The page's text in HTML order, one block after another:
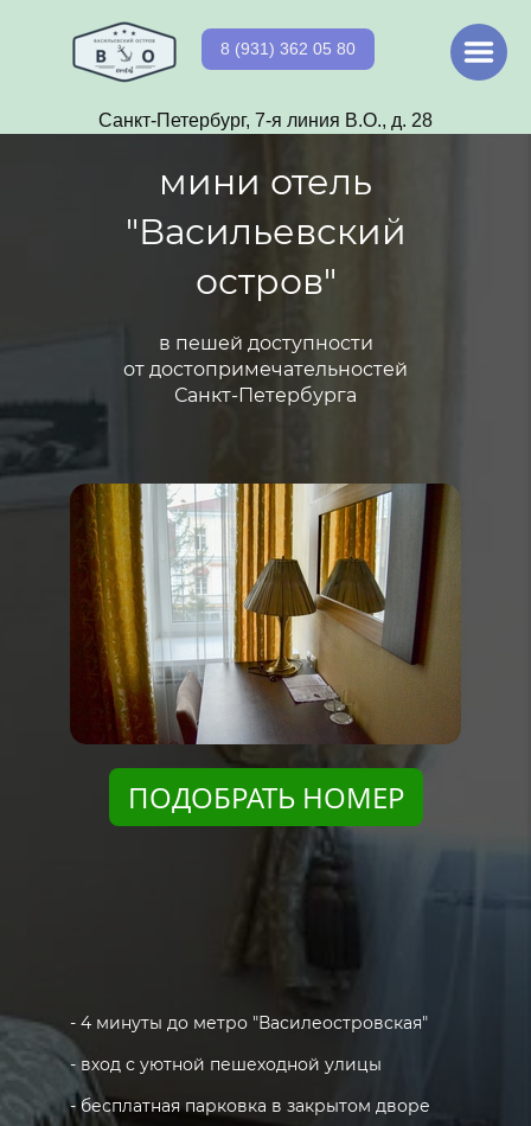
8 (931) 362 05 80
Санкт-Петербург, 7-я линия В.О., д. 28
мини отель
"Васильевский
остров"
в пешей доступности
от достопримечательностей
Санкт-Петербурга
ПОДОБРАТЬ НОМЕР
- 4 минуты до метро "Василеостровская"
- вход с уютной пешеходной улицы
- бесплатная парковка в закрытом дворе